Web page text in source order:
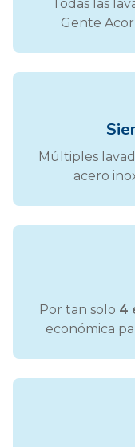
Todas las
Gente
Múltiples
acero
Por tan solo 4
económica